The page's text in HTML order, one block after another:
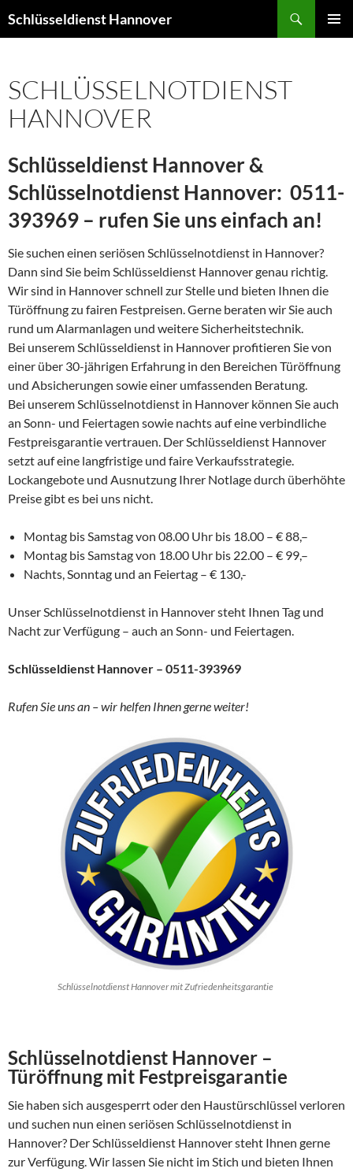
Inhalt
Schlüsseldienst Hannover
SCHLÜSSELNOTDIENST
HANNOVER
Schlüsseldienst Hannover &
Schlüsselnotdienst Hannover: 0511-
393969 – rufen Sie uns einfach an!
Sie suchen einen seriösen Schlüsselnotdienst in Hannover?
Dann sind Sie beim Schlüsseldienst Hannover genau richtig.
Wir sind in Hannover schnell zur Stelle und bieten Ihnen die
Türöffnung zu fairen Festpreisen. Gerne beraten wir Sie auch
rund um Alarmanlagen und weitere Sicherheitstechnik.
Bei unserem Schlüsseldienst in Hannover profitieren Sie von
einer über 30-jährigen Erfahrung in den Bereichen Türöffnung
und Absicherungen sowie einer umfassenden Beratung.
Bei unserem Schlüsselnotdienst in Hannover können Sie auch
an Sonn- und Feiertagen sowie nachts auf eine verbindliche
Festpreisgarantie vertrauen. Der Schlüsseldienst Hannover
setzt auf eine langfristige und faire Verkaufsstrategie.
Lockangebote und Ausnutzung Ihrer Notlage durch überhöhte
Preise gibt es bei uns nicht.
Montag bis Samstag von 08.00 Uhr bis 18.00 – € 88,–
Montag bis Samstag von 18.00 Uhr bis 22.00 – € 99,–
Nachts, Sonntag und an Feiertag – € 130,-
Unser Schlüsselnotdienst in Hannover steht Ihnen Tag und
Nacht zur Verfügung – auch an Sonn- und Feiertagen.
Schlüsseldienst Hannover – 0511-393969
Rufen Sie uns an – wir helfen Ihnen gerne weiter!
Schlüsselnotdienst Hannover mit Zufriedenheitsgarantie
Schlüsselnotdienst Hannover –
Türöffnung mit Festpreisgarantie
Sie haben sich ausgesperrt oder den Haustürschlüssel verloren
und suchen nun einen seriösen Schlüsselnotdienst in
Hannover? Der Schlüsseldienst Hannover steht Ihnen gerne
zur Verfügung. Wir lassen Sie nicht im Stich und bieten Ihnen